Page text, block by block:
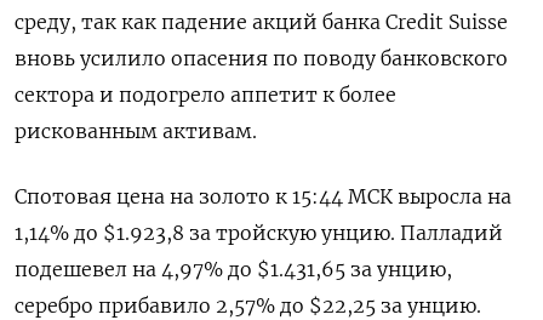
среду, так как падение акций банка Credit Suisse
вновь усилило опасения по поводу банковского
сектора и подогрело аппетит к более
рискованным активам.
Спотовая цена на золото к 15:44 МСК выросла на
1,14% до $1.923,8 за тройскую унцию. Палладий
подешевел на 4,97% до $1.431,65 за унцию,
серебро прибавило 2,57% до $22,25 за унцию.